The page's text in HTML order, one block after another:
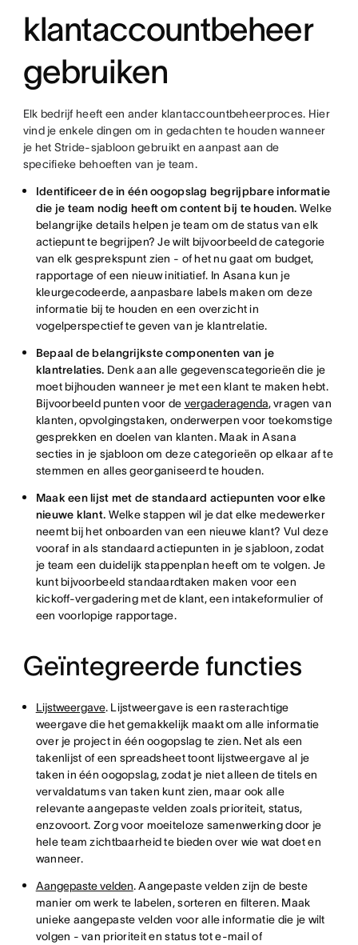
klantaccountbeheer
gebruiken
Elk bedrijf heeft een ander klantaccountbeheerproces. Hier
vind je enkele dingen om in gedachten te houden wanneer
je het Stride-sjabloon gebruikt en aanpast aan de
specifieke behoeften van je team.
Identificeer de in één oogopslag begrijpbare informatie
die je team nodig heeft om content bij te houden. Welke
belangrijke details helpen je team om de status van elk
actiepunt te begrijpen? Je wilt bijvoorbeeld de categorie
van elk gesprekspunt zien - of het nu gaat om budget,
rapportage of een nieuw initiatief. In Asana kun je
kleurgecodeerde, aanpasbare labels maken om deze
informatie bij te houden en een overzicht in
vogelperspectief te geven van je klantrelatie.
Bepaal de belangrijkste componenten van je
klantrelaties. Denk aan alle gegevenscategorieën die je
moet bijhouden wanneer je met een klant te maken hebt.
Bijvoorbeeld punten voor de vergaderagenda, vragen van
klanten, opvolgingstaken, onderwerpen voor toekomstige
gesprekken en doelen van klanten. Maak in Asana
secties in je sjabloon om deze categorieën op elkaar af te
stemmen en alles georganiseerd te houden.
Maak een lijst met de standaard actiepunten voor elke
nieuwe klant. Welke stappen wil je dat elke medewerker
neemt bij het onboarden van een nieuwe klant? Vul deze
vooraf in als standaard actiepunten in je sjabloon, zodat
je team een duidelijk stappenplan heeft om te volgen. Je
kunt bijvoorbeeld standaardtaken maken voor een
kickoff-vergadering met de klant, een intakeformulier of
een voorlopige rapportage.
Geïntegreerde functies
Lijstweergave. Lijstweergave is een rasterachtige
weergave die het gemakkelijk maakt om alle informatie
over je project in één oogopslag te zien. Net als een
takenlijst of een spreadsheet toont lijstweergave al je
taken in één oogopslag, zodat je niet alleen de titels en
vervaldatums van taken kunt zien, maar ook alle
relevante aangepaste velden zoals prioriteit, status,
enzovoort. Zorg voor moeiteloze samenwerking door je
hele team zichtbaarheid te bieden over wie wat doet en
wanneer.
Aangepaste velden. Aangepaste velden zijn de beste
manier om werk te labelen, sorteren en filteren. Maak
unieke aangepaste velden voor alle informatie die je wilt
volgen - van prioriteit en status tot e-mail of